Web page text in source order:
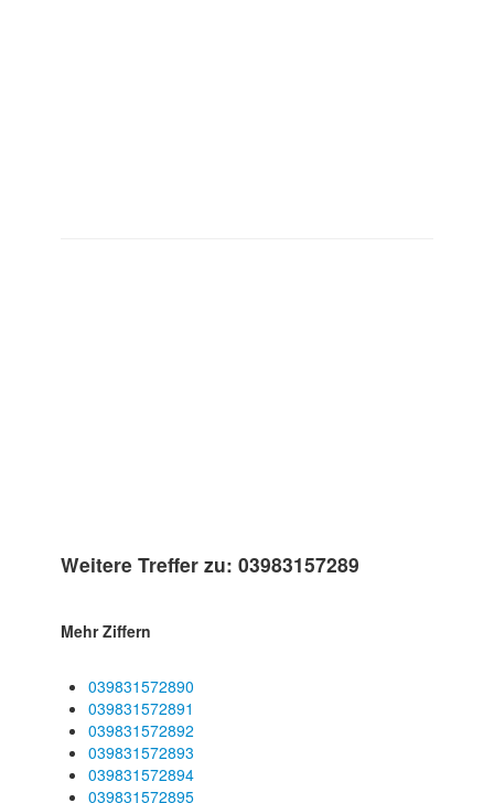
Weitere Treffer zu: 03983157289
Mehr Ziffern
039831572890
039831572891
039831572892
039831572893
039831572894
039831572895